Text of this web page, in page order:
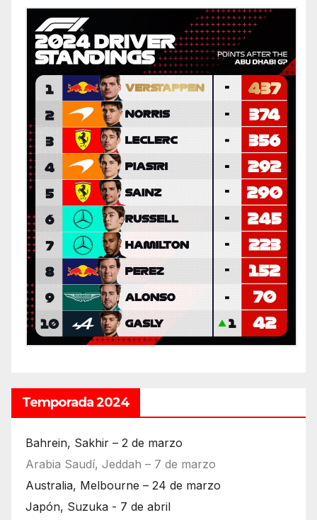
Temporada 2024
Bahrein, Sakhir – 2 de marzo
Arabia Saudí, Jeddah – 7 de marzo
Australia, Melbourne – 24 de marzo
Japón, Suzuka - 7 de abril